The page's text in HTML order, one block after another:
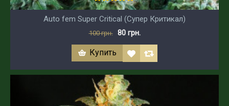
Auto fem Super Critical (Супер Критикал)
100 грн. 80 грн.
Купить